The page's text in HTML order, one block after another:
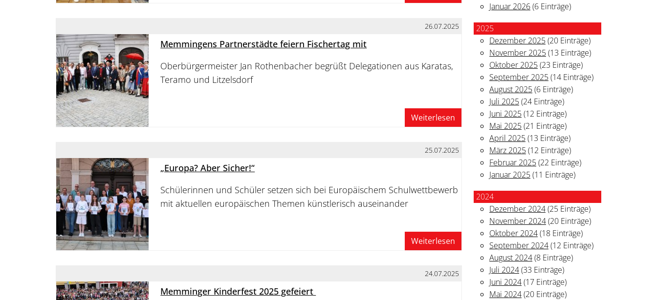
26.07.2025
Memmingens Partnerstädte feiern Fischertag mit
Oberbürgermeister Jan Rothenbacher begrüßt Delegationen aus Karatas,
Teramo und Litzelsdorf
Weiterlesen
25.07.2025
„Europa? Aber Sicher!“
Schülerinnen und Schüler setzen sich bei Europäischem Schulwettbewerb
mit aktuellen europäischen Themen künstlerisch auseinander
Weiterlesen
24.07.2025
Memminger Kinderfest 2025 gefeiert
Januar 2026(6 Einträge)
2025
Dezember 2025(20 Einträge)
November 2025(13 Einträge)
Oktober 2025(23 Einträge)
September 2025(14 Einträge)
August 2025(6 Einträge)
Juli 2025(24 Einträge)
Juni 2025(12 Einträge)
Mai 2025(21 Einträge)
April 2025(13 Einträge)
März 2025(12 Einträge)
Februar 2025(22 Einträge)
Januar 2025(11 Einträge)
2024
Dezember 2024(25 Einträge)
November 2024(20 Einträge)
Oktober 2024(18 Einträge)
September 2024(12 Einträge)
August 2024(8 Einträge)
Juli 2024(33 Einträge)
Juni 2024(17 Einträge)
Mai 2024(20 Einträge)